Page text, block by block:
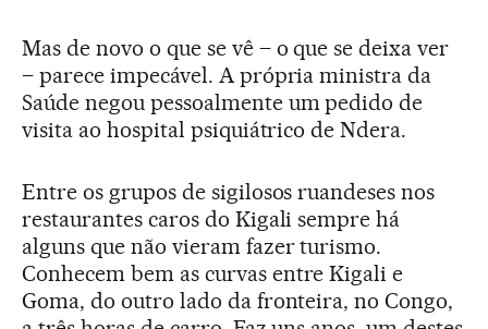
Mas de novo o que se vê – o que se deixa ver
– parece impecável. A própria ministra da
Saúde negou pessoalmente um pedido de
visita ao hospital psiquiátrico de Ndera.
Entre os grupos de sigilosos ruandeses nos
restaurantes caros do Kigali sempre há
alguns que não vieram fazer turismo.
Conhecem bem as curvas entre Kigali e
Goma, do outro lado da fronteira, no Congo,